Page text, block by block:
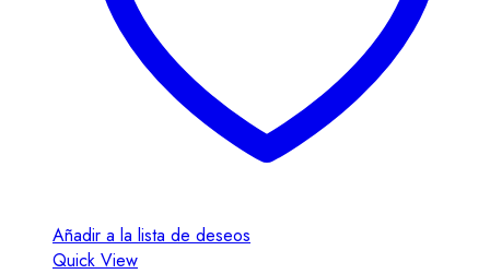
Añadir a la lista de deseos
Quick View